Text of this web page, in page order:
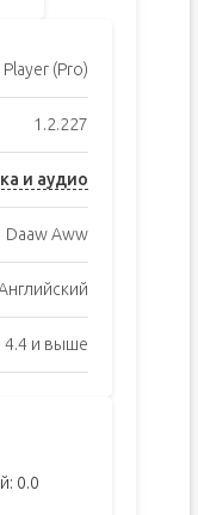
(Pro)
1.2.227
и аудио
Daaw Aww
4.4 и выше
0.0